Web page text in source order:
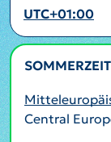
UTC+01:00
SOMMERZEIT
Central